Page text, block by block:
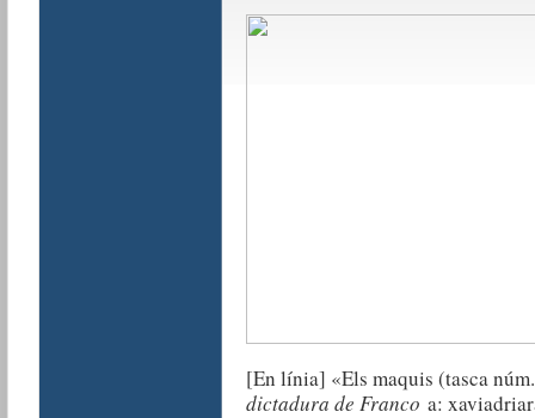
[En línia] «Els maquis (tasca
dictadura de Franco a: